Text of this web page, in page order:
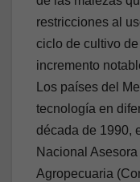
restricciones al
ciclo de cultivo
incremento
Los países del
tecnología en
década de 1990,
Nacional
Agropecuaria